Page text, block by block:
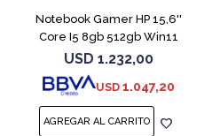
Notebook Gamer HP 15,6''
Core I5 8gb 512gb Win11
Rtx3050
USD 1.232,00
USD 1.047,20